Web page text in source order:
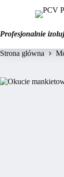
Profesjonalnie
Strona główna